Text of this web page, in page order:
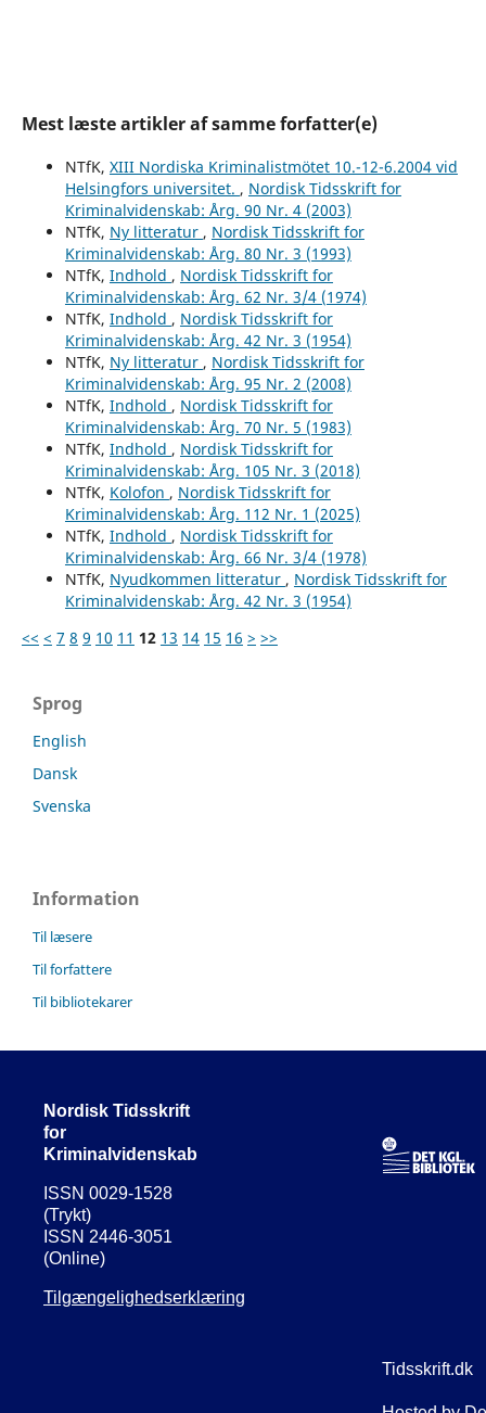
Mest læste artikler af samme forfatter(e)
NTfK, XIII Nordiska Kriminalistmötet 10.-12-6.2004 vid
Helsingfors universitet. , Nordisk Tidsskrift for
Kriminalvidenskab: Årg. 90 Nr. 4 (2003)
NTfK, Ny litteratur , Nordisk Tidsskrift for
Kriminalvidenskab: Årg. 80 Nr. 3 (1993)
NTfK, Indhold , Nordisk Tidsskrift for
Kriminalvidenskab: Årg. 62 Nr. 3/4 (1974)
NTfK, Indhold , Nordisk Tidsskrift for
Kriminalvidenskab: Årg. 42 Nr. 3 (1954)
NTfK, Ny litteratur , Nordisk Tidsskrift for
Kriminalvidenskab: Årg. 95 Nr. 2 (2008)
NTfK, Indhold , Nordisk Tidsskrift for
Kriminalvidenskab: Årg. 70 Nr. 5 (1983)
NTfK, Indhold , Nordisk Tidsskrift for
Kriminalvidenskab: Årg. 105 Nr. 3 (2018)
NTfK, Kolofon , Nordisk Tidsskrift for
Kriminalvidenskab: Årg. 112 Nr. 1 (2025)
NTfK, Indhold , Nordisk Tidsskrift for
Kriminalvidenskab: Årg. 66 Nr. 3/4 (1978)
NTfK, Nyudkommen litteratur , Nordisk Tidsskrift for
Kriminalvidenskab: Årg. 42 Nr. 3 (1954)
<< < 7 8 9 10 11 12 13 14 15 16 > >>
Sprog
English
Dansk
Svenska
Information
Til læsere
Til forfattere
Til bibliotekarer
Nordisk Tidsskrift
for
Kriminalvidenskab
ISSN 0029-1528
(Trykt)
ISSN 2446-3051
(Online)
Tilgængelighedserklæring